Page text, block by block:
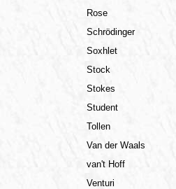
Rose
Schrödinger
Soxhlet
Stock
Stokes
Student
Tollen
Van der Waals
van't Hoff
Venturi